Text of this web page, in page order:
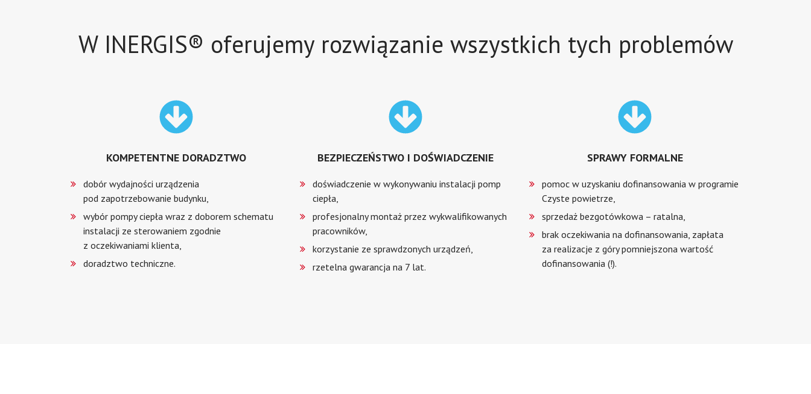
W INERGIS® oferujemy rozwiązanie wszystkich tych problemów
KOMPETENTNE DORADZTWO
dobór wydajności urządzenia
pod zapotrzebowanie budynku,
wybór pompy ciepła wraz z doborem schematu
instalacji ze sterowaniem zgodnie
z oczekiwaniami klienta,
doradztwo techniczne.
BEZPIECZEŃSTWO I DOŚWIADCZENIE
doświadczenie w wykonywaniu instalacji pomp
ciepła,
profesjonalny montaż przez wykwalifikowanych
pracowników,
korzystanie ze sprawdzonych urządzeń,
rzetelna gwarancja na 7 lat.
SPRAWY FORMALNE
pomoc w uzyskaniu dofinansowania w programie
Czyste powietrze,
sprzedaż bezgotówkowa – ratalna,
brak oczekiwania na dofinansowania, zapłata
za realizacje z góry pomniejszona wartość
dofinansowania (!).